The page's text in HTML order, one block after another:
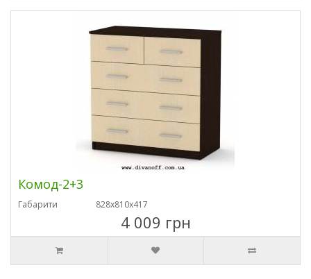
Комод-2+3
Габарити 828х810х417
4 009 грн